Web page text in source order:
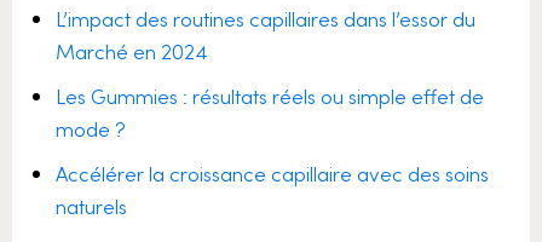
L’impact des routines capillaires dans l’essor du
Marché en 2024
Les Gummies : résultats réels ou simple effet de
mode ?
Accélérer la croissance capillaire avec des soins
naturels